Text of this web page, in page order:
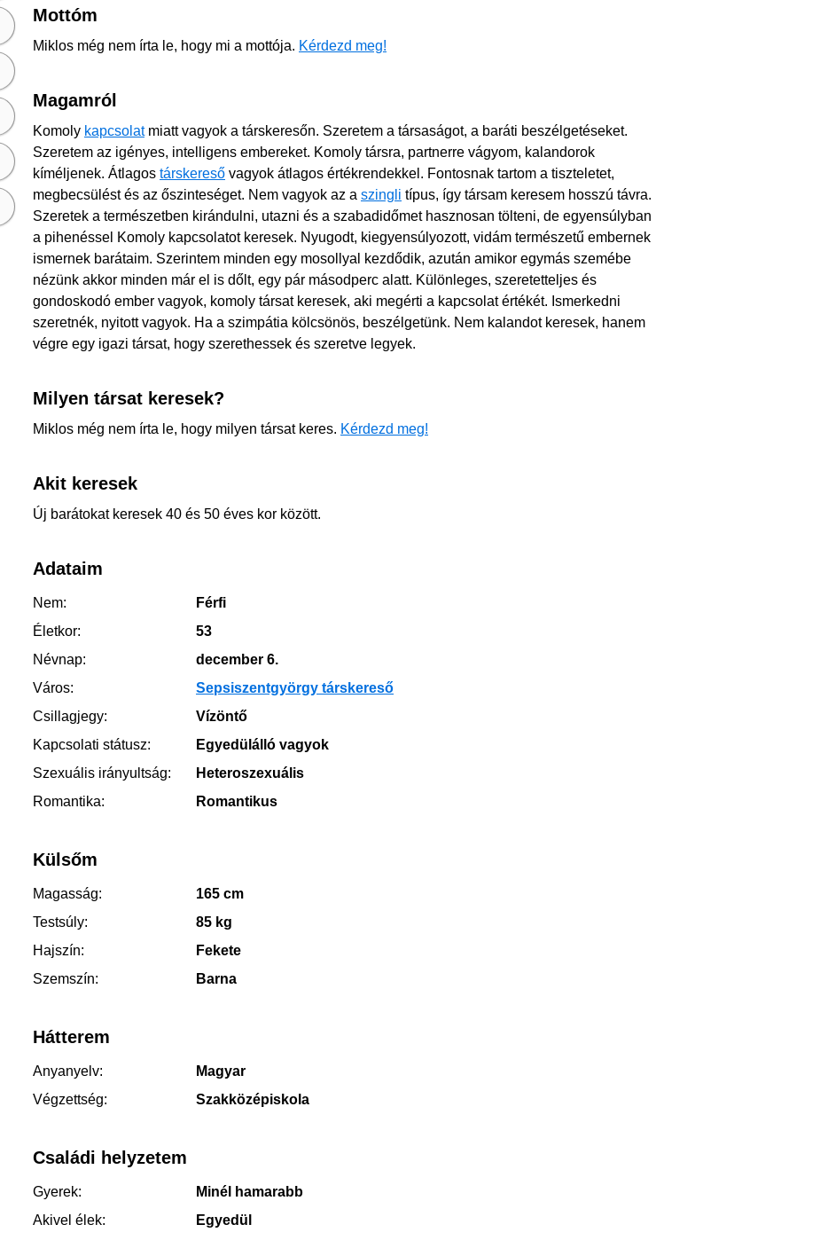
Mottóm
Miklos még nem írta le, hogy mi a mottója. Kérdezd meg!
Magamról
Komoly kapcsolatmiatt vagyok a társkeresőn. Szeretem a társaságot, a baráti beszélgetéseket.
Szeretem az igényes, intelligens embereket. Komoly társra, partnerre vágyom, kalandorok
kíméljenek. Átlagos társkereső vagyok átlagos értékrendekkel. Fontosnak tartom a tiszteletet,
megbecsülést és az őszinteséget. Nem vagyok az a szingli típus, így társam keresem hosszú távra.
Szeretek a természetben kirándulni, utazni és a szabadidőmet hasznosan tölteni, de egyensúlyban
a pihenéssel Komoly kapcsolatot keresek. Nyugodt, kiegyensúlyozott, vidám természetű embernek
ismernek barátaim. Szerintem minden egy mosollyal kezdődik, azután amikor egymás szemébe
nézünk akkor minden már el is dőlt, egy pár másodperc alatt. Különleges, szeretetteljes és
gondoskodó ember vagyok, komoly társat keresek, aki megérti a kapcsolat értékét. Ismerkedni
szeretnék, nyitott vagyok. Ha a szimpátia kölcsönös, beszélgetünk. Nem kalandot keresek, hanem
végre egy igazi társat, hogy szerethessek és szeretve legyek.
Milyen társat keresek?
Miklos még nem írta le, hogy milyen társat keres. Kérdezd meg!
Akit keresek
Új barátokat keresek 40 és 50 éves kor között.
Adataim
Nem:
Férfi
Életkor:
53
Névnap:
december 6.
Város:
Sepsiszentgyörgy társkereső
Csillagjegy:
Vízöntő
Kapcsolati státusz:
Egyedülálló vagyok
Szexuális irányultság:
Heteroszexuális
Romantika:
Romantikus
Külsőm
Magasság:
165 cm
Testsúly:
85 kg
Hajszín:
Fekete
Szemszín:
Barna
Hátterem
Anyanyelv:
Magyar
Végzettség:
Szakközépiskola
Családi helyzetem
Gyerek:
Minél hamarabb
Akivel élek:
Egyedül